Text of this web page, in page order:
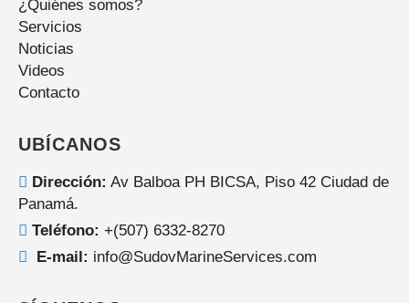
¿Quiénes somos?
Servicios
Noticias
Videos
Contacto
UBÍCANOS
Dirección: Av Balboa PH BICSA, Piso 42 Ciudad de
Panamá.
Teléfono: +(507) 6332-8270
E-mail: info@SudovMarineServices.com